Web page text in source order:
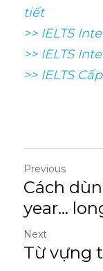
tiết
>> IELTS
>> IELTS
>> IELTS
Previous
Cách
year...
Next
Từ vựng